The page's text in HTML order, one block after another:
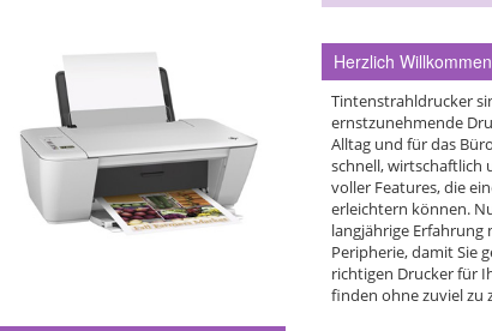
Herzlich
Tintenstrahldrucker
ernstzunehmende
Alltag und für das
schnell, wirtschaftlich
voller Features, die
erleichtern können.
langjährige
Peripherie, damit Sie
richtigen Drucker für
finden ohne zuviel zu